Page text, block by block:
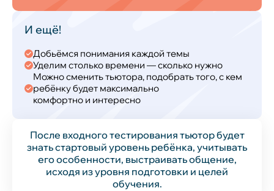
И ещё!
Добьёмся понимания каждой темы
Уделим столько времени — сколько нужно
Можно сменить тьютора, подобрать того, с кем
ребёнку будет максимально
комфортно и интересно
После входного тестирования тьютор будет
знать стартовый уровень ребёнка, учитывать
его особенности, выстраивать общение,
исходя из уровня подготовки и целей
обучения.